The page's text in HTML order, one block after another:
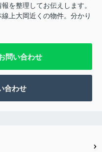
を整理してお伝えします。
上大岡近くの物件。分かり
問い合わせ
合わせ